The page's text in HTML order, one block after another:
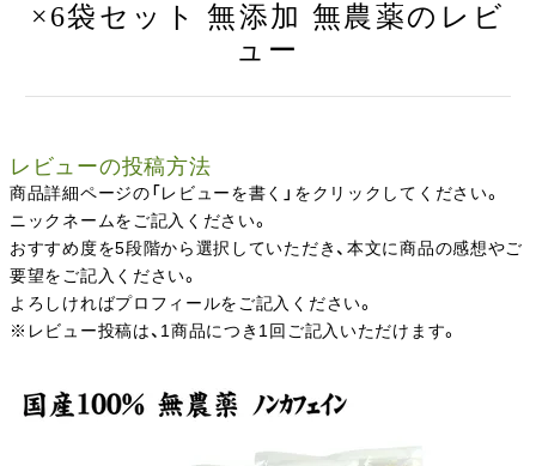
×6袋セット 無添加 無農薬のレビ
ュー
レビューの投稿方法
商品詳細ページの「レビューを書く」をクリックしてください。
ニックネームをご記入ください。
おすすめ度を5段階から選択していただき、本文に商品の感想やご
要望をご記入ください。
よろしければプロフィールをご記入ください。
※レビュー投稿は、1商品につき1回ご記入いただけます。